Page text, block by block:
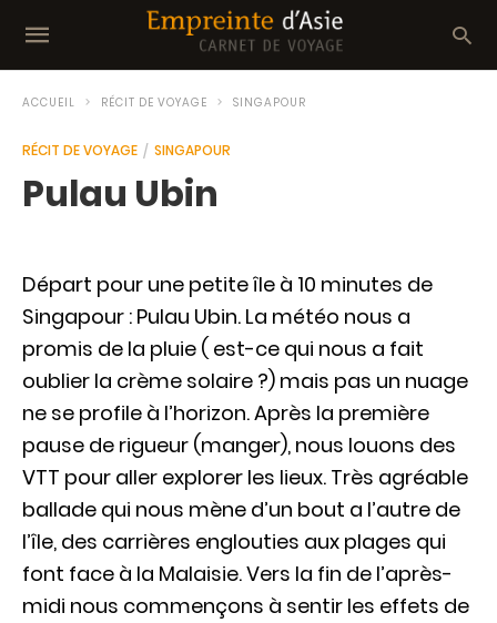
ACCUEIL RÉCIT DE VOYAGE SINGAPOUR
RÉCIT DE VOYAGE SINGAPOUR
Pulau Ubin
Départ pour une petite île à 10 minutes de
Singapour : Pulau Ubin. La météo nous a
promis de la pluie ( est-ce qui nous a fait
oublier la crème solaire ?) mais pas un nuage
ne se profile à l’horizon. Après la première
pause de rigueur (manger), nous louons des
VTT pour aller explorer les lieux. Très agréable
ballade qui nous mène d’un bout a l’autre de
l’île, des carrières englouties aux plages qui
font face à la Malaisie. Vers la fin de l’après-
midi nous commençons à sentir les effets de